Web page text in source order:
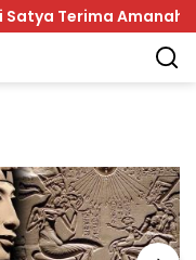
Terima Amanah